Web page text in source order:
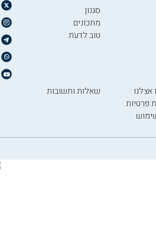
סגנון
מתכונים
טוב לדעת
פרטיות
שאלות ותשובות